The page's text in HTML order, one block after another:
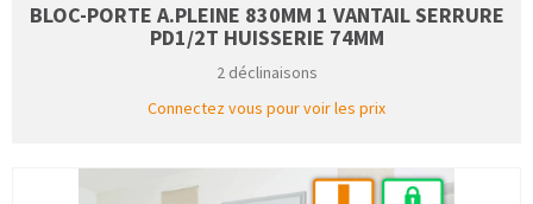
BLOC-PORTE A.PLEINE 830MM 1 VANTAIL SERRURE
PD1/2T HUISSERIE 74MM
2 déclinaisons
Connectez vous pour voir les prix